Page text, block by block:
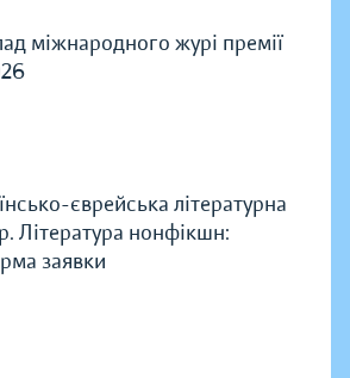
міжнародного журі премії
єврейська літературна
Література нонфікшн:
заявки